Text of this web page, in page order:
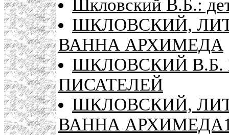
Шкловский В.Б.:
ШКЛОВСКИЙ,
ВАННА АРХИМЕДА
ШКЛОВСКИЙ В.Б.
ПИСАТЕЛЕЙ
ШКЛОВСКИЙ,
ВАННА